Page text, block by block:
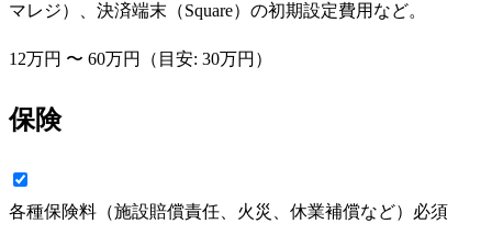
マレジ）、決済端末（Square）の初期設定費用など。
12万円 〜 60万円 （目安: 30万円 ）
保険
各種保険料（施設賠償責任、火災、休業補償など） 必須